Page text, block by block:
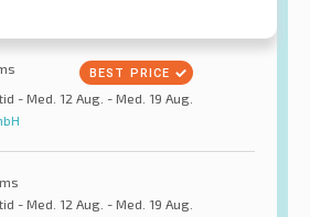
- Med. 12 Aug. - Med. 19 Aug.
- Med. 12 Aug. - Med. 19 Aug.